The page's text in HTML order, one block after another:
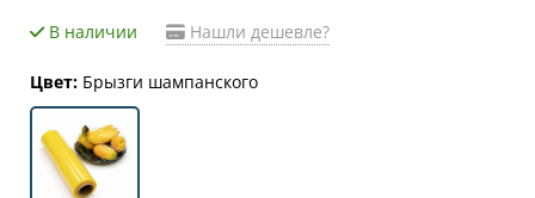
В наличии Нашли дешевле?
Цвет: Брызги шампанского